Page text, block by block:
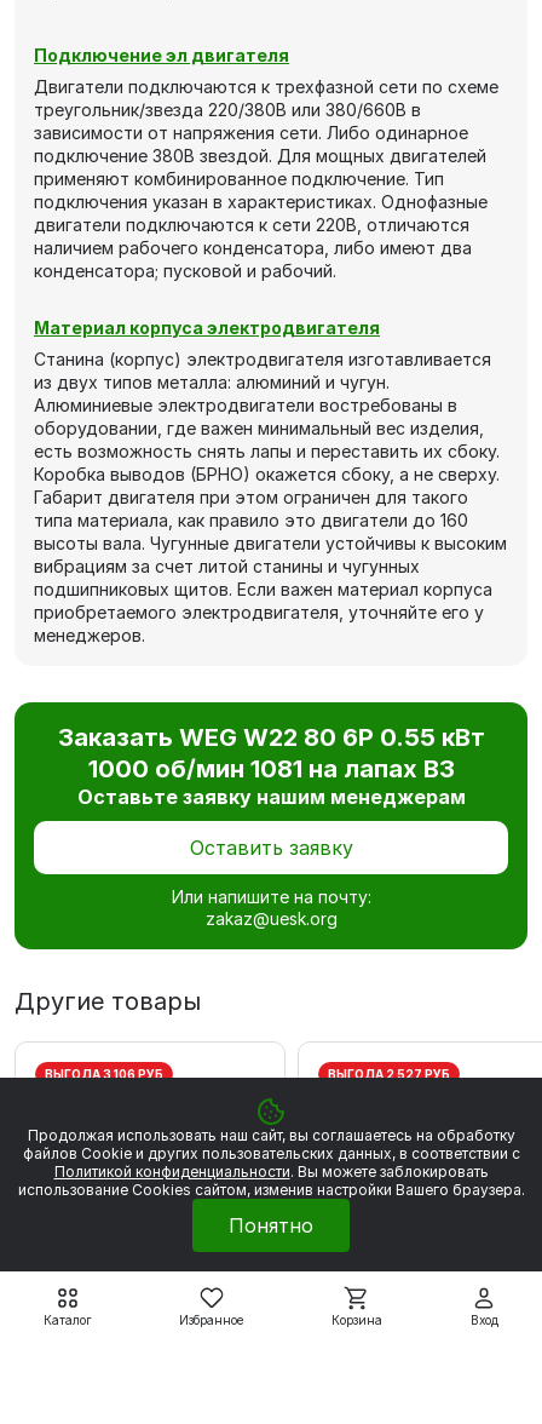
Каталог Избранное Корзина Вход
Подключение эл двигателя
Двигатели подключаются к трехфазной сети по схеме
треугольник/звезда 220/380В или 380/660В в
зависимости от напряжения сети. Либо одинарное
подключение 380В звездой. Для мощных двигателей
применяют комбинированное подключение. Тип
подключения указан в характеристиках. Однофазные
двигатели подключаются к сети 220В, отличаются
наличием рабочего конденсатора, либо имеют два
конденсатора; пусковой и рабочий.
Материал корпуса электродвигателя
Станина (корпус) электродвигателя изготавливается
из двух типов металла: алюминий и чугун.
Алюминиевые электродвигатели востребованы в
оборудовании, где важен минимальный вес изделия,
есть возможность снять лапы и переставить их сбоку.
Коробка выводов (БРНО) окажется сбоку, а не сверху.
Габарит двигателя при этом ограничен для такого
типа материала, как правило это двигатели до 160
высоты вала. Чугунные двигатели устойчивы к высоким
вибрациям за счет литой станины и чугунных
подшипниковых щитов. Если важен материал корпуса
приобретаемого электродвигателя, уточняйте его у
менеджеров.
Заказать WEG W22 80 6P 0.55 кВт
1000 об/мин 1081 на лапах В3
Оставьте заявку нашим менеджерам
Оставить заявку
Или напишите на почту:
zakaz@uesk.org
Другие товары
ВЫГОДА 3 106 РУБ ВЫГОДА 2 527 РУБ
Продолжая использовать наш сайт, вы соглашаетесь на обработку
файлов Сookie и других пользовательских данных, в соответствии с
Политикой конфиденциальности. Вы можете заблокировать
использование Cookies сайтом, изменив настройки Вашего браузера.
Понятно